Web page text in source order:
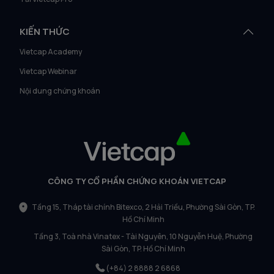
KIẾN THỨC
Vietcap Academy
Vietcap Webinar
Nội dung chứng khoán
CÔNG TY CỔ PHẦN CHỨNG KHOÁN VIETCAP
Tầng 15, Tháp tài chính Bitexco, 2 Hải Triều, Phường Sài Gòn, TP.
Hồ Chí Minh
Tầng 3, Toà nhà Vinatex - Tài Nguyên, 10 Nguyễn Huệ, Phường
Sài Gòn, TP. Hồ Chí Minh
(+84) 2 8888 2 6868